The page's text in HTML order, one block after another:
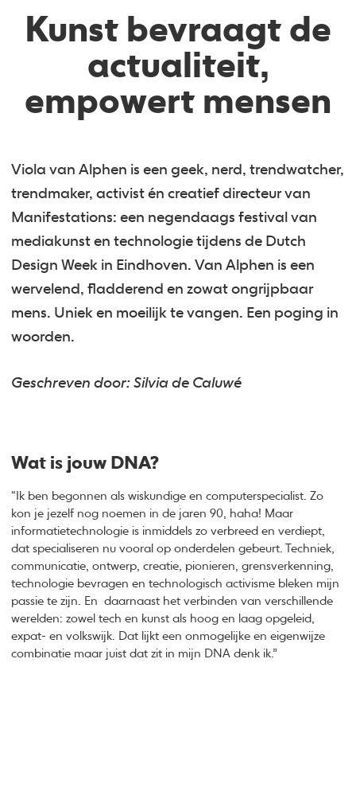
Kunst bevraagt de
actualiteit,
empowert mensen
Viola van Alphen is een geek, nerd, trendwatcher,
trendmaker, activist én creatief directeur van
Manifestations: een negendaags festival van
mediakunst en technologie tijdens de Dutch
Design Week in Eindhoven. Van Alphen is een
wervelend, fladderend en zowat ongrijpbaar
mens. Uniek en moeilijk te vangen. Een poging in
woorden.
Geschreven door: Silvia de Caluwé
Wat is jouw DNA?
“Ik ben begonnen als wiskundige en computerspecialist. Zo
kon je jezelf nog noemen in de jaren 90, haha! Maar
informatietechnologie is inmiddels zo verbreed en verdiept,
dat specialiseren nu vooral op onderdelen gebeurt. Techniek,
communicatie, ontwerp, creatie, pionieren, grensverkenning,
technologie bevragen en technologisch activisme bleken mijn
passie te zijn. En daarnaast het verbinden van verschillende
werelden: zowel tech en kunst als hoog en laag opgeleid,
expat- en volkswijk. Dat lijkt een onmogelijke en eigenwijze
combinatie maar juist dat zit in mijn DNA denk ik.”